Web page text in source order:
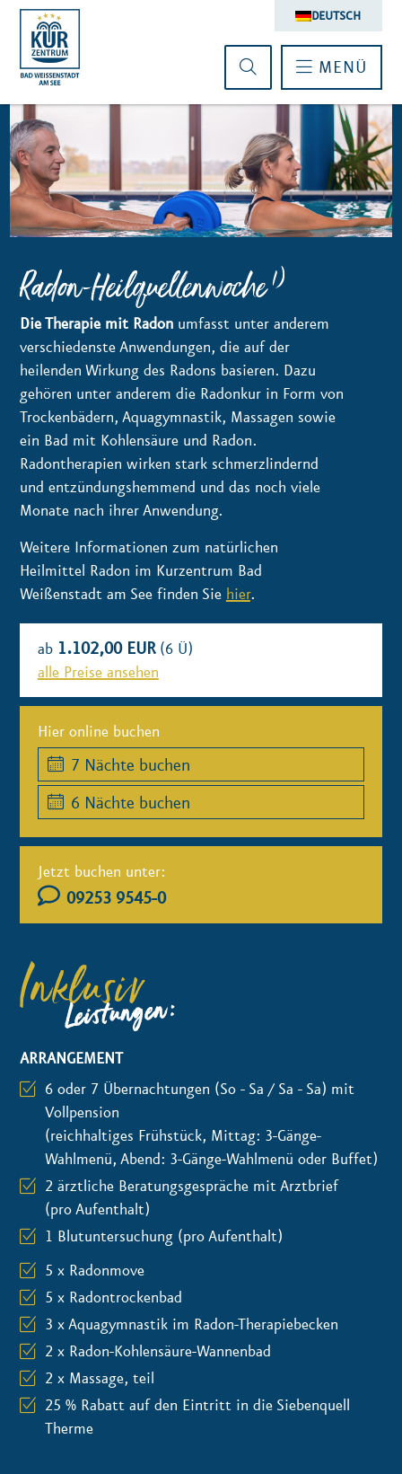
DEUTSCH
MENÜ
Radon-Heilquellenwoche1)
Die Therapie mit Radon umfasst unter anderem
verschiedenste Anwendungen, die auf der
heilenden Wirkung des Radons basieren. Dazu
gehören unter anderem die Radonkur in Form von
Trockenbädern, Aquagymnastik, Massagen sowie
ein Bad mit Kohlensäure und Radon.
Radontherapien wirken stark schmerzlindernd
und entzündungshemmend und das noch viele
Monate nach ihrer Anwendung.
Weitere Informationen zum natürlichen
Heilmittel Radon im Kurzentrum Bad
Weißenstadt am See finden Sie hier.
ab 1.102,00 EUR (6 Ü)
alle Preise ansehen
Hier online buchen
7 Nächte buchen
6 Nächte buchen
Jetzt buchen unter:
09253 9545-0
Inklusiv
Leistungen:
ARRANGEMENT
6 oder 7 Übernachtungen (So - Sa / Sa - Sa) mit
Vollpension
(reichhaltiges Frühstück, Mittag: 3-Gänge-
Wahlmenü, Abend: 3-Gänge-Wahlmenü oder Buffet)
2 ärztliche Beratungsgespräche mit Arztbrief
(pro Aufenthalt)
1 Blutuntersuchung (pro Aufenthalt)
5 x Radonmove
5 x Radontrockenbad
3 x Aquagymnastik im Radon-Therapiebecken
2 x Radon-Kohlensäure-Wannenbad
2 x Massage, teil
25 % Rabatt auf den Eintritt in die Siebenquell
Therme